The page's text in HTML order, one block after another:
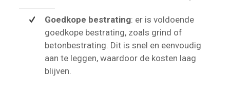
Goedkope bestrating: er is voldoende
goedkope bestrating, zoals grind of
betonbestrating. Dit is snel en eenvoudig
aan te leggen, waardoor de kosten laag
blijven.